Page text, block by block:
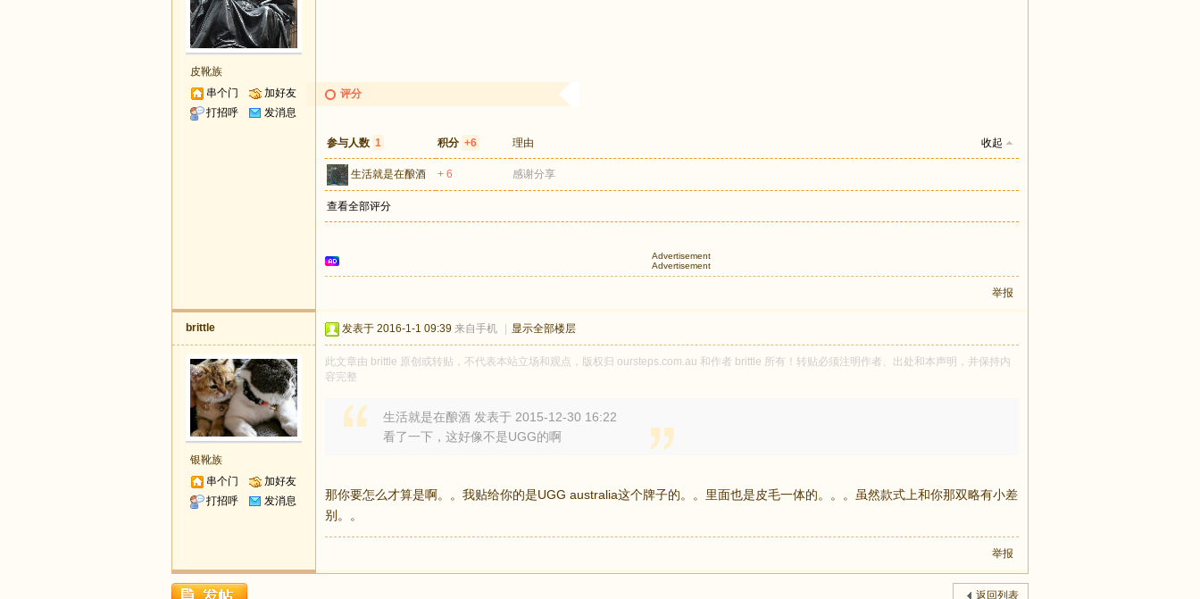
皮靴族
串个门
加好友
打招呼
发消息
评分
参与人数 1 积分 +6 收起
理由
生活就是在酿酒 + 6 感谢分享
查看全部评分
Advertisement
Advertisement
举报
brittle
银靴族
串个门
加好友
打招呼
发消息
发表于 2016-1-1 09:39 来自手机 显示全部楼层
此文章由 brittle 原创或转贴，不代表本站立场和观点，版权归 oursteps.com.au 和作者 brittle 所有！转贴必须注明作者、出处和本声明，并保持内
容完整
生活就是在酿酒 发表于 2015-12-30 16:22
看了一下，这好像不是UGG的啊
那你要怎么才算是啊。。我贴给你的是UGG australia这个牌子的。。里面也是皮毛一体的。。。虽然款式上和你那双略有小差
别。。
举报
返回列表